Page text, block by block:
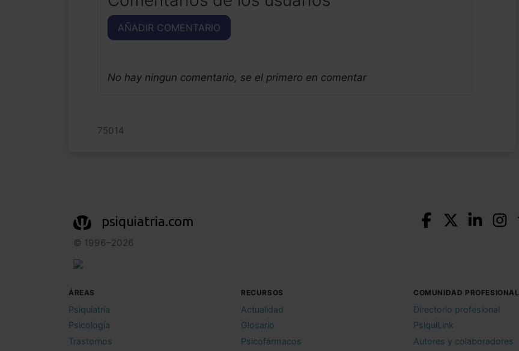
AÑADIR COMENTARIO
No hay ningun comentario, se el primero en comentar
75014
psiquiatria.com
© 1996–2026
ÁREAS
Psiquiatría
Psicología
Trastornos
RECURSOS
Actualidad
Glosario
Psicofármacos
COMUNIDAD PROFESIONAL
Directorio profesional
PsiquiLink
Autores y colaboradores